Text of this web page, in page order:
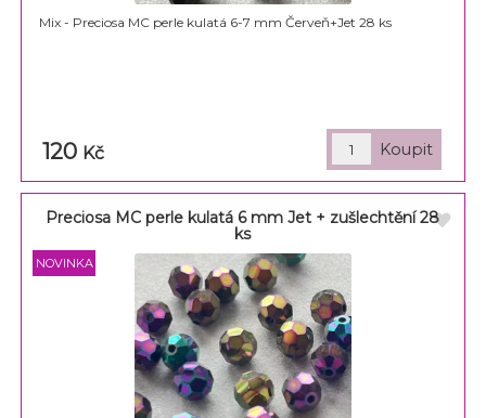
Mix - Preciosa MC perle kulatá 6-7 mm Červeň+Jet 28 ks
120 Kč
Preciosa MC perle kulatá 6 mm Jet + zušlechtění 28
ks